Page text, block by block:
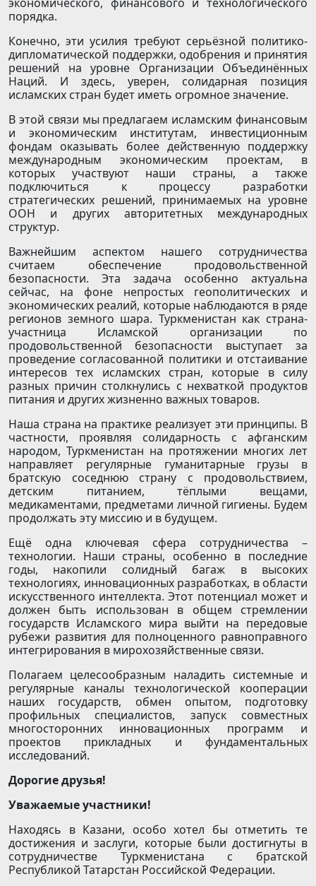
порядка.
Конечно, эти усилия требуют серьёзной политико-
дипломатической поддержки, одобрения и принятия
решений на уровне Организации Объединённых
Наций. И здесь, уверен, солидарная позиция
исламских стран будет иметь огромное значение.
В этой связи мы предлагаем исламским финансовым
и экономическим институтам, инвестиционным
фондам оказывать более действенную поддержку
международным экономическим проектам, в
которых участвуют наши страны, а также
подключиться к процессу разработки
стратегических решений, принимаемых на уровне
ООН и других авторитетных международных
структур.
Важнейшим аспектом нашего сотрудничества
считаем обеспечение продовольственной
безопасности. Эта задача особенно актуальна
сейчас, на фоне непростых геополитических и
экономических реалий, которые наблюдаются в ряде
регионов земного шара. Туркменистан как страна-
участница Исламской организации по
продовольственной безопасности выступает за
проведение согласованной политики и отстаивание
интересов тех исламских стран, которые в силу
разных причин столкнулись с нехваткой продуктов
питания и других жизненно важных товаров.
Наша страна на практике реализует эти принципы. В
частности, проявляя солидарность с афганским
народом, Туркменистан на протяжении многих лет
направляет регулярные гуманитарные грузы в
братскую соседнюю страну с продовольствием,
детским питанием, тёплыми вещами,
медикаментами, предметами личной гигиены. Будем
продолжать эту миссию и в будущем.
Ещё одна ключевая сфера сотрудничества –
технологии. Наши страны, особенно в последние
годы, накопили солидный багаж в высоких
технологиях, инновационных разработках, в области
искусственного интеллекта. Этот потенциал может и
должен быть использован в общем стремлении
государств Исламского мира выйти на передовые
рубежи развития для полноценного равноправного
интегрирования в мирохозяйственные связи.
Полагаем целесообразным наладить системные и
регулярные каналы технологической кооперации
наших государств, обмен опытом, подготовку
профильных специалистов, запуск совместных
многосторонних инновационных программ и
проектов прикладных и фундаментальных
исследований.
Дорогие друзья!
Уважаемые участники!
Находясь в Казани, особо хотел бы отметить те
достижения и заслуги, которые были достигнуты в
сотрудничестве Туркменистана с братской
Республикой Татарстан Российской Федерации.